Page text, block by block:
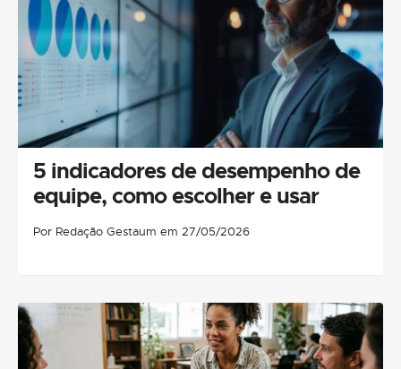
5 indicadores de desempenho de
equipe, como escolher e usar
Por Redação Gestaum em 27/05/2026